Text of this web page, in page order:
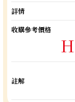
詳情
收購參考價格
註解